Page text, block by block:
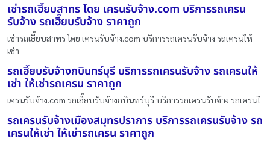
เช่ารถเฮี๊ยบสาทร โดย เครนรับจ้าง.com บริการรถเครน
รับจ้าง รถเฮี๊ยบรับจ้าง ราคาถูก
เช่ารถเฮี๊ยบสาทร โดย เครนรับจ้าง.com บริการรถเครนรับจ้าง รถเครนให้
เช่า
รถเฮี๊ยบรับจ้างกบินทร์บุรี บริการรถเครนรับจ้าง รถเครนให้
เช่า ให้เช่ารถเครน ราคาถูก
เครนรับจ้าง.com รถเฮี๊ยบรับจ้างกบินทร์บุรี บริการรถเครนรับจ้าง รถเครนใ
รถเครนรับจ้างเมืองสมุทรปราการ บริการรถเครนรับจ้าง รถ
เครนให้เช่า ให้เช่ารถเครน ราคาถูก